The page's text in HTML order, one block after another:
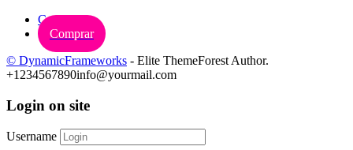
Carrinho
Comprar
© DynamicFrameworks - Elite ThemeForest Author.
+1234567890info@yourmail.com
Login on site
Username